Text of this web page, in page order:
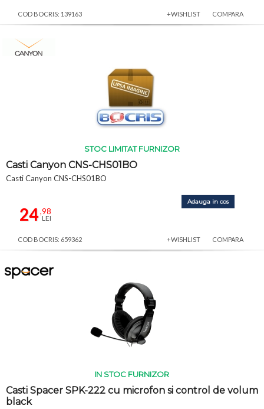
COD BOCRIS: 139163 +WISHLIST COMPARA
STOC LIMITAT FURNIZOR
Casti Canyon CNS-CHS01BO
Casti Canyon CNS-CHS01BO
24,98
LEI
Adauga in cos
COD BOCRIS: 659362 +WISHLIST COMPARA
IN STOC FURNIZOR
Casti Spacer SPK-222 cu microfon si control de volum
black